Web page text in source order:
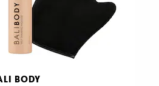
BODY